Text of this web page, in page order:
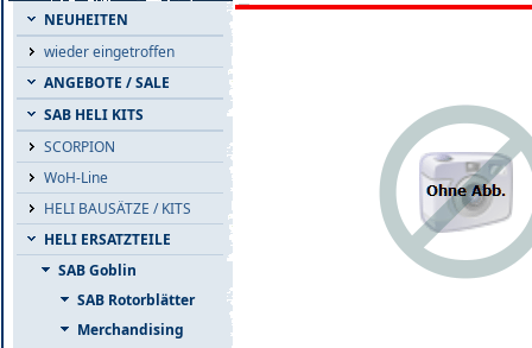
NEUHEITEN
wieder eingetroffen
ANGEBOTE / SALE
SAB HELI KITS
SCORPION
WoH-Line
HELI BAUSÄTZE / KITS
HELI ERSATZTEILE
SAB Goblin
SAB Rotorblätter
Merchandising